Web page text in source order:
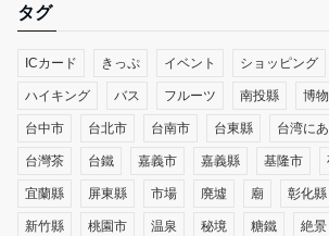
タグ
ICカード きっぷ イベント ショッピング
ハイキング バス フルーツ 南投縣 博
台中市 台北市 台南市 台東縣 台湾に
台灣茶 台鐵 嘉義市 嘉義縣 基隆市
宜蘭縣 屏東縣 市場 廃墟 廟 彰化縣
新竹縣 桃園市 温泉 秘境 糖鐵 絶景